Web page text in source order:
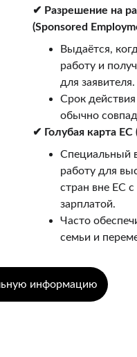
✔ Разрешение на
(Sponsored
Выдаётся,
работу и
для заявителя.
Срок
обычно
✔ Голубая карта ЕС
Специальный
работу для
стран вне ЕС
зарплатой.
Часто
семьи и
информацию